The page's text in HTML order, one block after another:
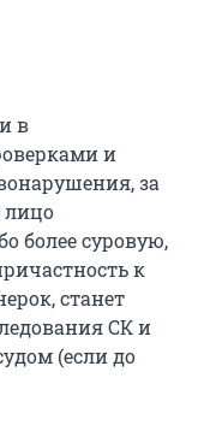
в
и
за
лицо
более суровую,
к
станет
СК и
(если до